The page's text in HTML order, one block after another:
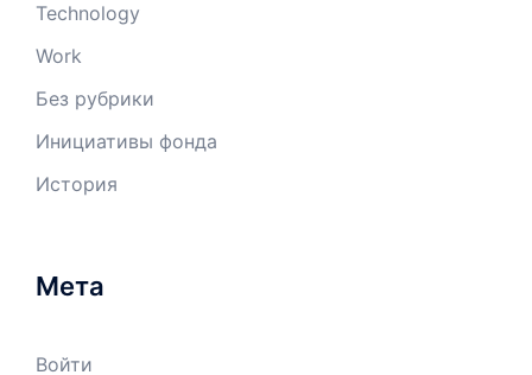
Technology
Work
Без рубрики
Инициативы фонда
История
Мета
Войти